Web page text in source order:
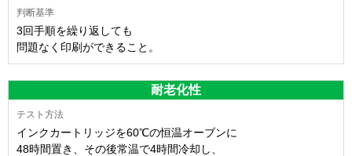
3回手順を繰り返しても
問題なく印刷ができること。
耐老化性
インクカートリッジを60℃の恒温オーブンに
48時間置き、その後常温で4時間冷却し、